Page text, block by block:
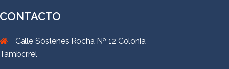
CONTACTO
Calle Sóstenes Rocha Nº 12 Colonia
Tamborrel